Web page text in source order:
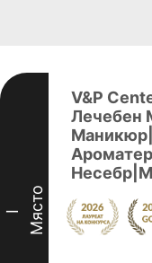
I Място
V&P
Лечебен